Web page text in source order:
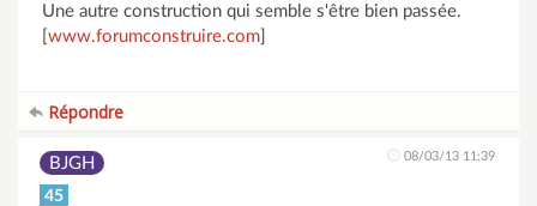
Une autre construction qui semble s'être bien passée.
www.forumconstruire.com
Répondre
BJGH 08/03/13 11:39
45